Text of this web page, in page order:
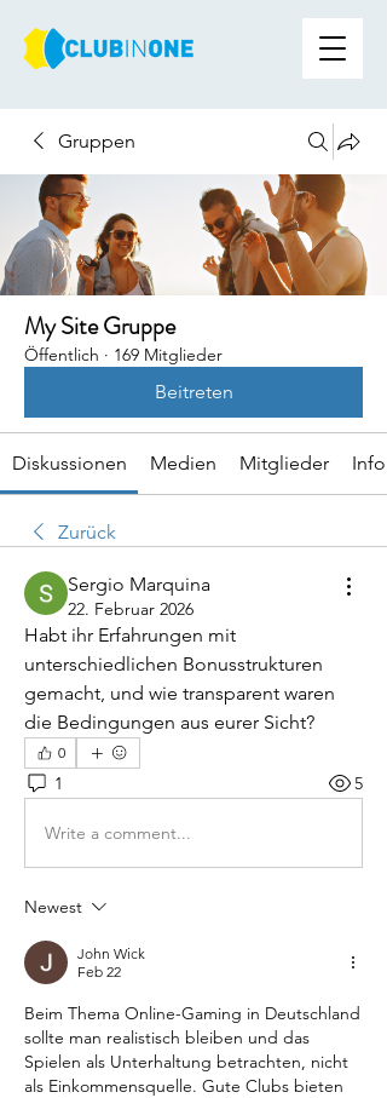
Gruppen
My Site Gruppe
Öffentlich · 169 Mitglieder
Beitreten
Diskussionen Medien Mitglieder Info
Zurück
Sergio Marquina
22. Februar 2026
Habt ihr Erfahrungen mit
unterschiedlichen Bonusstrukturen
gemacht, und wie transparent waren
die Bedingungen aus eurer Sicht?
0
1 5
Write a comment...
Newest
John Wick
Feb 22
Beim Thema Online-Gaming in Deutschland
sollte man realistisch bleiben und das
Spielen als Unterhaltung betrachten, nicht
als Einkommensquelle. Gute Clubs bieten